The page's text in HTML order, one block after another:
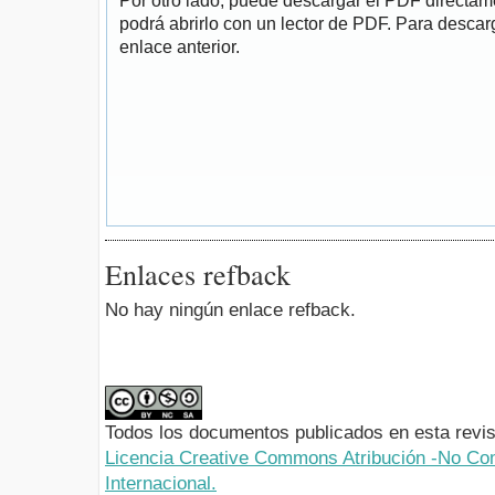
podrá abrirlo con un lector de PDF. Para
enlace anterior.
Enlaces refback
No hay ningún enlace refback.
Todos los documentos publicados en esta
Licencia Creative Commons Atribución -No
Internacional.